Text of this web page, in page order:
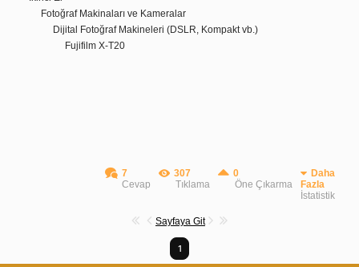
Fotoğraf Makinaları ve Kameralar
Dijital Fotoğraf Makineleri (DSLR, Kompakt vb.)
Fujifilm X-T20
7
Cevap
307
Tıklama
0
Öne Çıkarma
Daha
Fazla
İstatistik
Sayfaya Git
1